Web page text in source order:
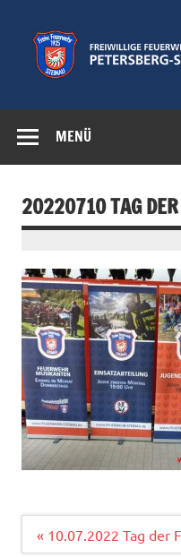
springen
MENÜ
20220710 TAG
Beitragsnavigation
« 10.07.2022 Tag der